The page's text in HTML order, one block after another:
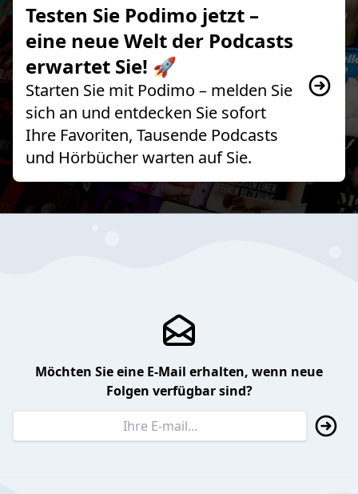
Testen Sie Podimo jetzt –
eine neue Welt der Podcasts
erwartet Sie! 🚀
Starten Sie mit Podimo – melden Sie
sich an und entdecken Sie sofort
Ihre Favoriten, Tausende Podcasts
und Hörbücher warten auf Sie.
Möchten Sie eine E-Mail erhalten, wenn neue
Folgen verfügbar sind?